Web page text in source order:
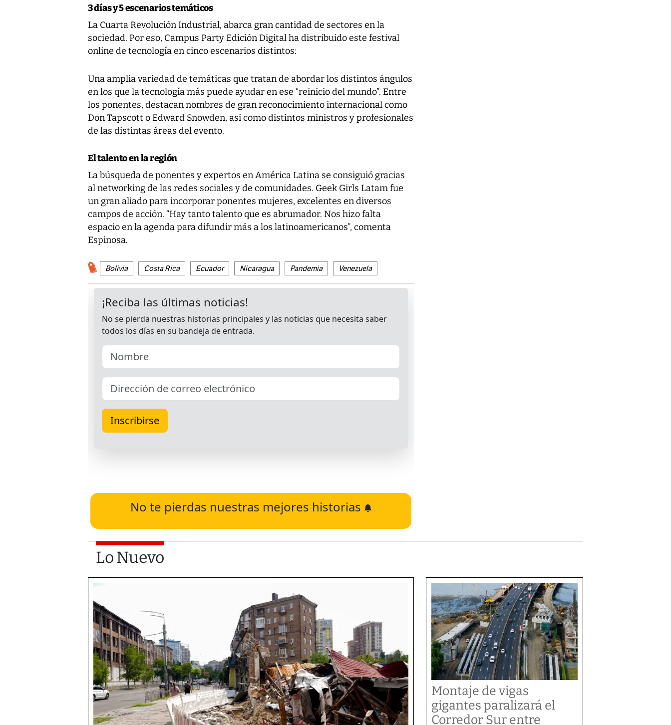
3 días y 5 escenarios temáticos
La Cuarta Revolución Industrial, abarca gran cantidad de sectores en la
sociedad. Por eso, Campus Party Edición Digital ha distribuido este festival
online de tecnología en cinco escenarios distintos:
Una amplia variedad de temáticas que tratan de abordar los distintos ángulos
en los que la tecnología más puede ayudar en ese “reinicio del mundo”. Entre
los ponentes, destacan nombres de gran reconocimiento internacional como
Don Tapscott o Edward Snowden, así como distintos ministros y profesionales
de las distintas áreas del evento.
El talento en la región
La búsqueda de ponentes y expertos en América Latina se consiguió gracias
al networking de las redes sociales y de comunidades. Geek Girls Latam fue
un gran aliado para incorporar ponentes mujeres, excelentes en diversos
campos de acción. “Hay tanto talento que es abrumador. Nos hizo falta
espacio en la agenda para difundir más a los latinoamericanos”, comenta
Espinosa.
Bolivia Costa Rica Ecuador Nicaragua Pandemia Venezuela
No te pierdas nuestras mejores historias
Lo Nuevo
Montaje de vigas
gigantes paralizará el
Corredor Sur entre